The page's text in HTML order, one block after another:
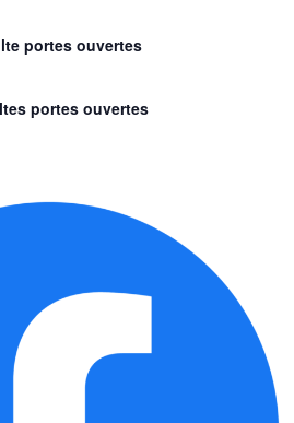
portes ouvertes
portes ouvertes